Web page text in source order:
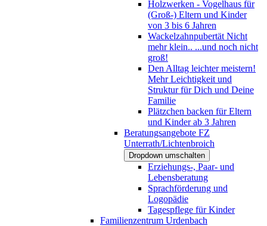
Holzwerken - Vogelhaus für
(Groß-) Eltern und Kinder
von 3 bis 6 Jahren
Wackelzahnpubertät Nicht
mehr klein.. ...und noch nicht
groß!
Den Alltag leichter meistern!
Mehr Leichtigkeit und
Struktur für Dich und Deine
Familie
Plätzchen backen für Eltern
und Kinder ab 3 Jahren
Beratungsangebote FZ
Unterrath/Lichtenbroich
Dropdown umschalten
Erziehungs-, Paar- und
Lebensberatung
Sprachförderung und
Logopädie
Tagespflege für Kinder
Familienzentrum Urdenbach